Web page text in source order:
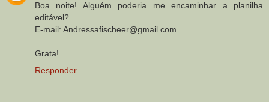
Boa noite! Alguém poderia me encaminhar a planilha
editável?
E-mail: Andressafischeer@gmail.com
Grata!
Responder